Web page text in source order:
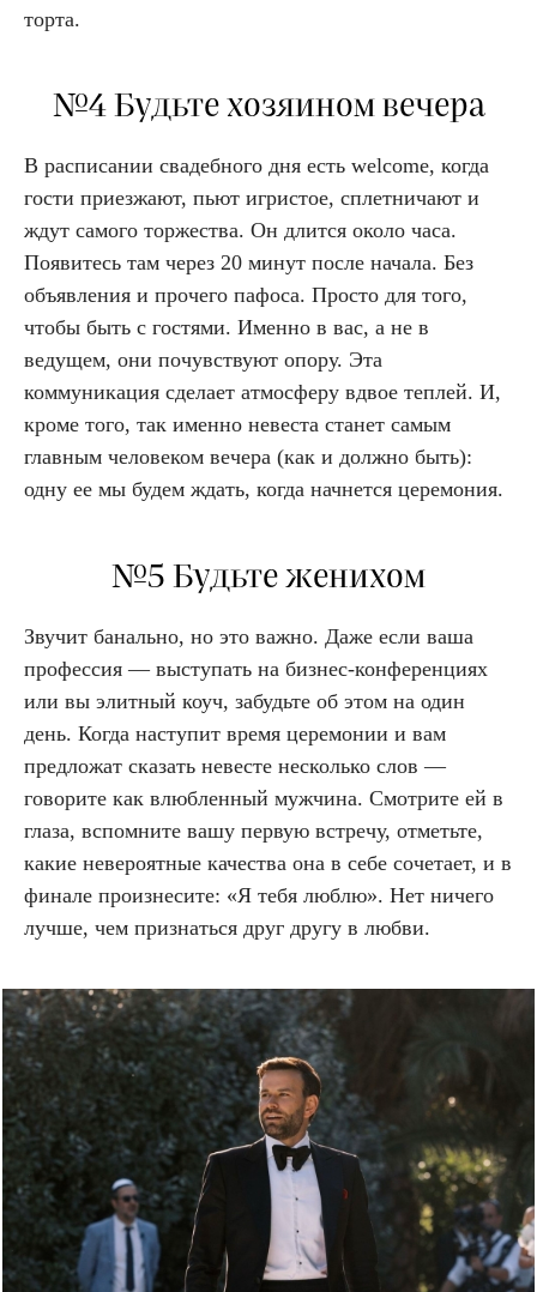
торта.
№4 Будьте хозяином вечера
В расписании свадебного дня есть welcome, когда
гости приезжают, пьют игристое, сплетничают и
ждут самого торжества. Он длится около часа.
Появитесь там через 20 минут после начала. Без
объявления и прочего пафоса. Просто для того,
чтобы быть с гостями. Именно в вас, а не в
ведущем, они почувствуют опору. Эта
коммуникация сделает атмосферу вдвое теплей. И,
кроме того, так именно невеста станет самым
главным человеком вечера (как и должно быть):
одну ее мы будем ждать, когда начнется церемония.
№5 Будьте женихом
Звучит банально, но это важно. Даже если ваша
профессия — выступать на бизнес-конференциях
или вы элитный коуч, забудьте об этом на один
день. Когда наступит время церемонии и вам
предложат сказать невесте несколько слов —
говорите как влюбленный мужчина. Смотрите ей в
глаза, вспомните вашу первую встречу, отметьте,
какие невероятные качества она в себе сочетает, и в
финале произнесите: «Я тебя люблю». Нет ничего
лучше, чем признаться друг другу в любви.